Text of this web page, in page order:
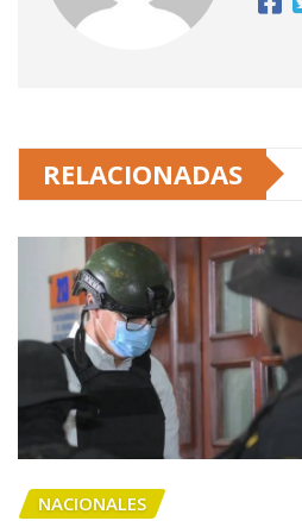
RELACIONADAS
NACIONALES